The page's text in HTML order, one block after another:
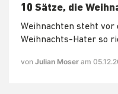
10 Sätze, die
Weihnachten steht vor
Weihnachts-Hater so
von Julian Moser am